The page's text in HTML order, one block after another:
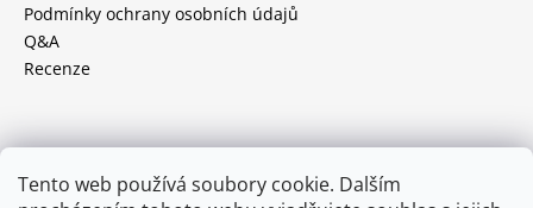
Tento web používá soubory cookie. Dalším
Podmínky ochrany osobních údajů
Q&A
Recenze
Facebook